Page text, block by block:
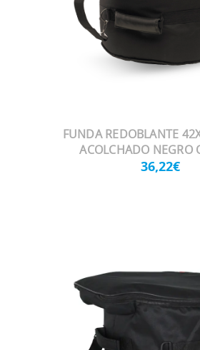
FUNDA REDOBLANTE
ACOLCHADO NEGRO
36,22€